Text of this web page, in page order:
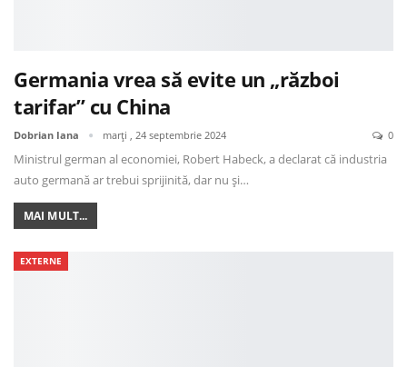
Germania vrea să evite un „război
tarifar” cu China
Dobrian Iana marți , 24 septembrie 2024 0
Ministrul german al economiei, Robert Habeck, a declarat că industria
auto germană ar trebui sprijinită, dar nu și…
MAI MULT...
EXTERNE